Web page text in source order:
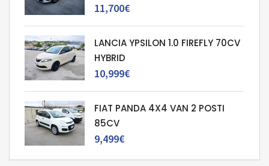
11,700€
LANCIA YPSILON 1.0 FIREFLY 70CV
HYBRID
10,999€
FIAT PANDA 4X4 VAN 2 POSTI
85CV
9,499€